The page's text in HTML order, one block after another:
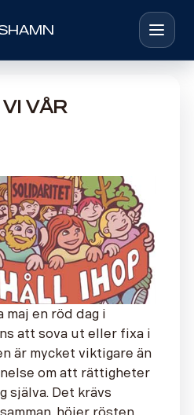
Toggle
vi vår
maj en röd dag i
att sova ut eller fixa i
är mycket viktigare än
om att rättigheter
själva. Det krävs